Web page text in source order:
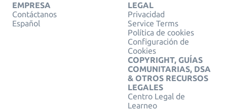
EMPRESA
Contáctanos
Español
LEGAL
Privacidad
Service Terms
Política de cookies
Configuración de
Cookies
COPYRIGHT, GUÍAS
COMUNITARIAS, DSA
& OTROS RECURSOS
LEGALES
Centro Legal de
Learneo